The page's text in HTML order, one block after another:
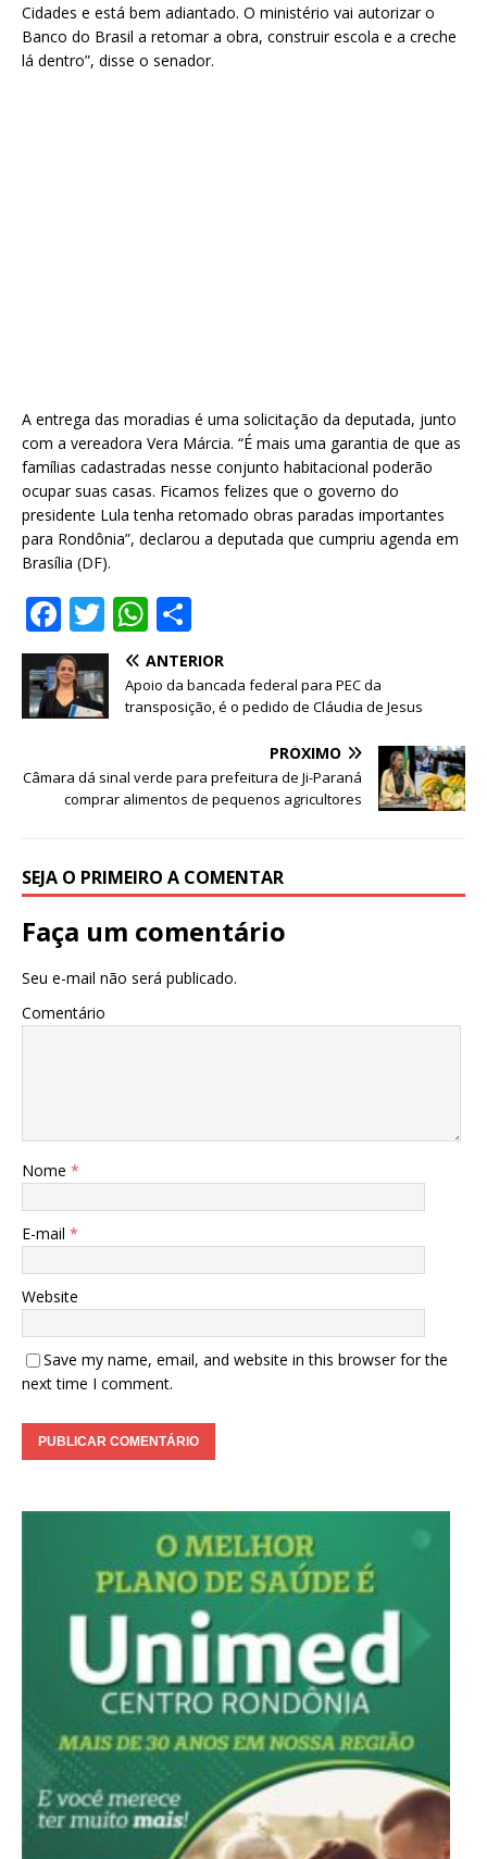
Cidades e está bem adiantado. O ministério vai autorizar o
Banco do Brasil a retomar a obra, construir escola e a creche
lá dentro”, disse o senador.
A entrega das moradias é uma solicitação da deputada, junto
com a vereadora Vera Márcia. “É mais uma garantia de que as
famílias cadastradas nesse conjunto habitacional poderão
ocupar suas casas. Ficamos felizes que o governo do
presidente Lula tenha retomado obras paradas importantes
para Rondônia”, declarou a deputada que cumpriu agenda em
Brasília (DF).
F
a
c
e
o
T
w
it
te
W
h
at
s
p
h
ar
e
ANTERIOR
Apoio da bancada federal para PEC da
transposição, é o pedido de Cláudia de Jesus
PRÓXIMO
Câmara dá sinal verde para prefeitura de Ji-Paraná
comprar alimentos de pequenos agricultores
SEJA O PRIMEIRO A COMENTAR
Faça um comentário
Seu e-mail não será publicado.
Comentário
Nome *
E-mail *
Website
Save my name, email, and website in this browser for the
next time I comment.